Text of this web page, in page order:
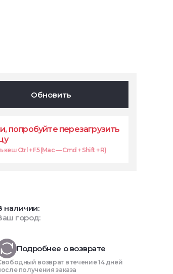
Обновить
попробуйте перезагрузить
Ctrl + F5 (Mac — Cmd + Shift + R)
наличии:
город:
Подробнее о возврате
возврат в течение 14 дней
получения заказа